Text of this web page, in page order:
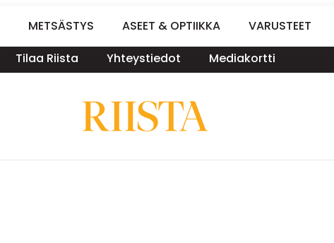
METSÄSTYS ASEET & OPTIIKKA VARUSTEET
Tilaa Riista
Yhteystiedot Mediakortti